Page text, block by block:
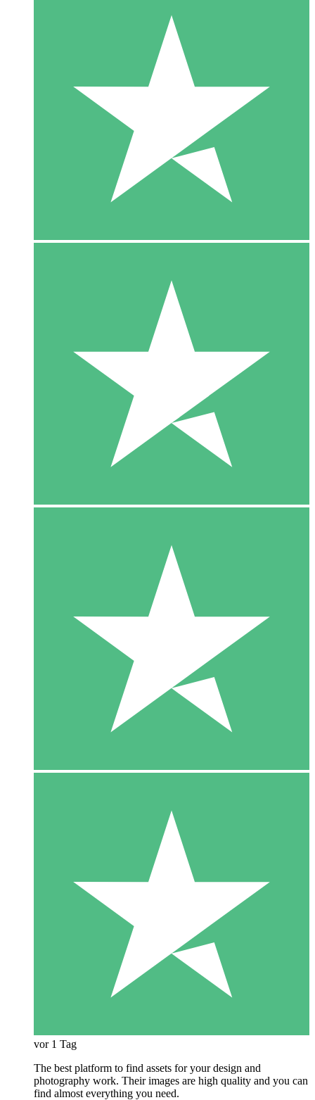
vor 1 Tag
The best platform to find assets for your design and
photography work. Their images are high quality and you can
find almost everything you need.